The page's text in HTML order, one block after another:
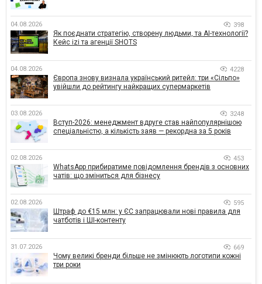
04.08.2026 398
Як поєднати стратегію, створену людьми, та AI-технології?
Кейс izi та агенції SHOTS
04.08.2026 4228
Європа знову визнала український ритейл: три «Сільпо»
увійшли до рейтингу найкращих супермаркетів
03.08.2026 3248
Вступ-2026: менеджмент вдруге став найпопулярнішою
спеціальністю, а кількість заяв — рекордна за 5 років
02.08.2026 453
WhatsApp прибиратиме повідомлення брендів з основних
чатів: що зміниться для бізнесу
02.08.2026 595
Штраф до €15 млн: у ЄС запрацювали нові правила для
чатботів і ШІ-контенту
31.07.2026 669
Чому великі бренди більше не змінюють логотипи кожні
три роки